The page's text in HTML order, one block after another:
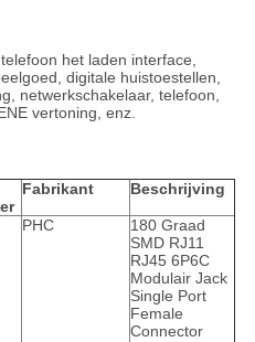
het laden interface,
digitale huistoestellen,
netwerkschakelaar, telefoon,
vertoning, enz.
Fabrikant Beschrijving
PHC
180 Graad
SMD RJ11
RJ45 6P6C
Modulair Jack
Single Port
Female
Connector